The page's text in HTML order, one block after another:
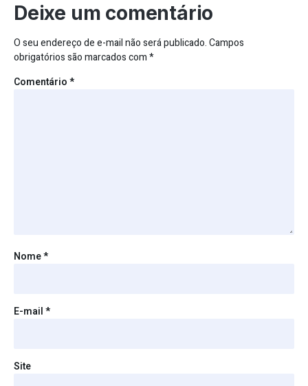
Deixe um comentário
O seu endereço de e-mail não será publicado.Campos
obrigatórios são marcados com*
Comentário*
Nome*
E-mail*
Site